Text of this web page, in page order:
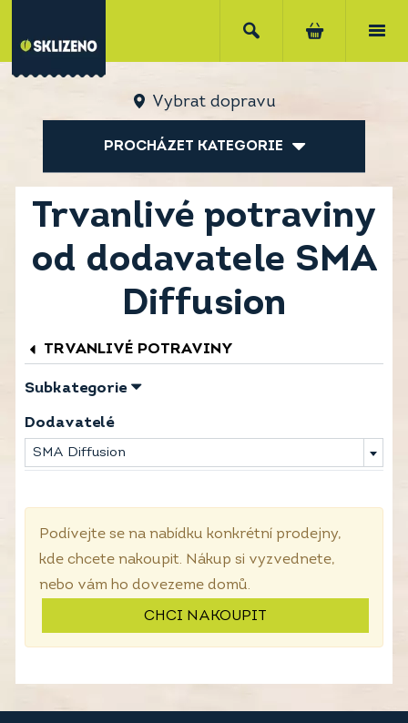
Vybrat dopravu
PROCHÁZET KATEGORIE
Trvanlivé potraviny
od dodavatele SMA
Diffusion
TRVANLIVÉ POTRAVINY
Subkategorie
Dodavatelé
SMA Diffusion
Podívejte se na nabídku konkrétní prodejny,
kde chcete nakoupit. Nákup si vyzvednete,
nebo vám ho dovezeme domů.
CHCI NAKOUPIT